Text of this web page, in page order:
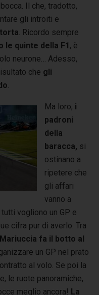
Il che, tradotto,
gli introiti e
. Ricordo sempre
le quinte della F1 , è
neurone… Adesso,
che gli
Ma loro, i
padroni
della
baracca, si
ostinano a
ripetere che
gli affari
vanno a
vogliono un GP e
cifra pur di averlo. Tra
fa il botto al
un GP nel prato
al volo. Se poi la
le ruote panoramiche,
meglio ancora! La